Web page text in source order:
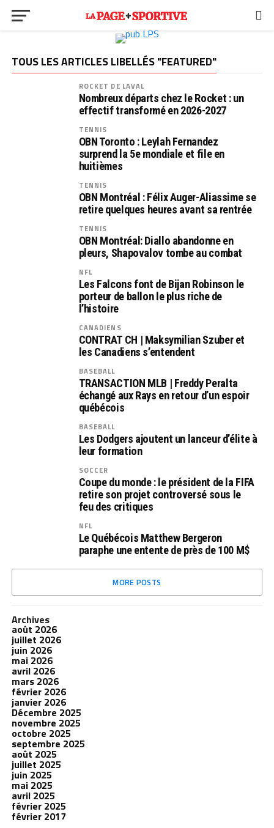
TOUS LES ARTICLES LIBELLÉS "FEATURED"
ROCKET DE LAVAL
Nombreux départs chez le Rocket : un
effectif transformé en 2026-2027
TENNIS
OBN Toronto : Leylah Fernandez
surprend la 5e mondiale et file en
huitièmes
TENNIS
OBN Montréal : Félix Auger-Aliassime se
retire quelques heures avant sa rentrée
TENNIS
OBN Montréal: Diallo abandonne en
pleurs, Shapovalov tombe au combat
NFL
Les Falcons font de Bijan Robinson le
porteur de ballon le plus riche de
l’histoire
CANADIENS
CONTRAT CH | Maksymilian Szuber et
les Canadiens s’entendent
BASEBALL
TRANSACTION MLB | Freddy Peralta
échangé aux Rays en retour d’un espoir
québécois
BASEBALL
Les Dodgers ajoutent un lanceur d’élite à
leur formation
SOCCER
Coupe du monde : le président de la FIFA
retire son projet controversé sous le
feu des critiques
NFL
Le Québécois Matthew Bergeron
paraphe une entente de près de 100 M$
MORE POSTS
Archives
août 2026
juillet 2026
juin 2026
mai 2026
avril 2026
mars 2026
février 2026
janvier 2026
Décembre 2025
novembre 2025
octobre 2025
septembre 2025
août 2025
juillet 2025
juin 2025
mai 2025
avril 2025
février 2025
février 2017